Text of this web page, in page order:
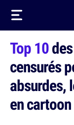
Top 10
censurés
absurdes,
en cartoon